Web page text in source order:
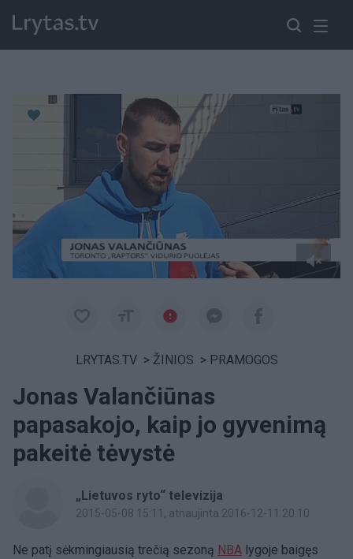
LRYTAS.TV > ŽINIOS > PRAMOGOS
Jonas Valančiūnas
papasakojo, kaip jo gyvenimą
pakeitė tėvystė
„Lietuvos ryto“ televizija
2015-05-08 15:11 , atnaujinta 2016-12-11 20:10
Ne patį sėkmingiausią trečią sezoną NBA lygoje baigęs